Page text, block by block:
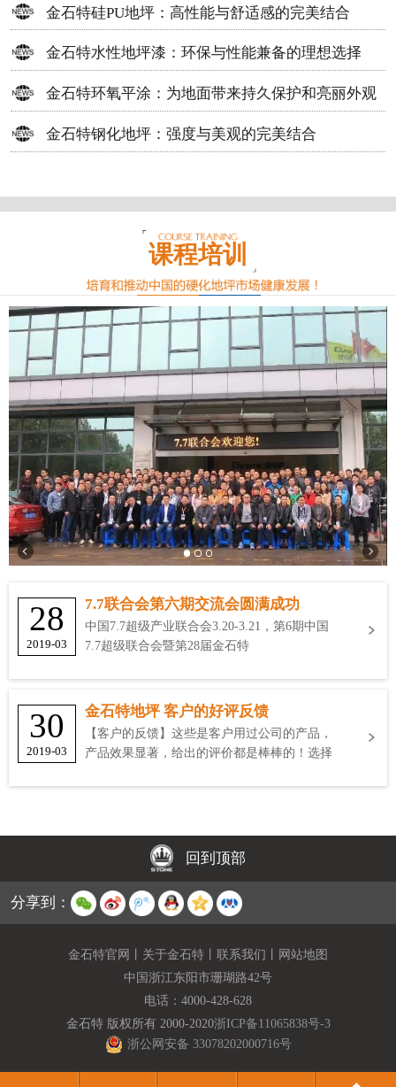
金石特硅PU地坪：高性能与舒适感的完美结合
金石特水性地坪漆：环保与性能兼备的理想选择
金石特环氧平涂：为地面带来持久保护和亮丽外观
金石特钢化地坪：强度与美观的完美结合
课程培训
28
2019-03
7.7联合会第六期交流会圆满成功
中国7.7超级产业联合会3.20-3.21，第6期中国
7.7超级联合会暨第28届金石特
30
2019-03
金石特地坪 客户的好评反馈
【客户的反馈】这些是客户用过公司的产品，
产品效果显著，给出的评价都是棒棒的！选择
回到顶部
分享到：
金石特官网 关于金石特 联系我们
网站地图
中国浙江东阳市珊瑚路42号
电话： 4000-428-628
金石特 版权所有 2000-2020浙ICP备11065838号-3
浙公网安备 33078202000716号